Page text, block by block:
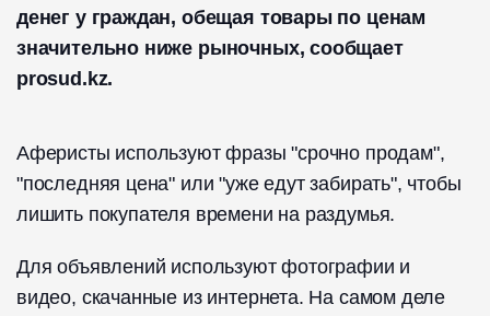
денег у граждан, обещая товары по ценам
значительно ниже рыночных, сообщает
prosud.kz.
Аферисты используют фразы "срочно продам",
"последняя цена" или "уже едут забирать", чтобы
лишить покупателя времени на раздумья.
Для объявлений используют фотографии и
видео, скачанные из интернета. На самом деле